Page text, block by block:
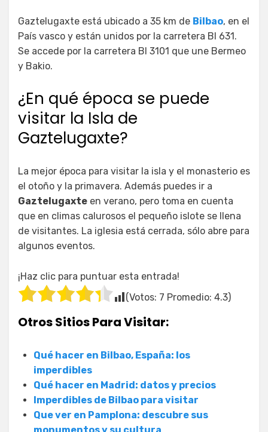
Gaztelugaxte está ubicado a 35 km de Bilbao, en el
País vasco y están unidos por la carretera BI 631.
Se accede por la carretera BI 3101 que une Bermeo
y Bakio.
¿En qué época se puede
visitar la Isla de
Gaztelugaxte?
La mejor época para visitar la isla y el monasterio es
el otoño y la primavera. Además puedes ir a
Gaztelugaxte en verano, pero toma en cuenta
que en climas calurosos el pequeño islote se llena
de visitantes. La iglesia está cerrada, sólo abre para
algunos eventos.
¡Haz clic para puntuar esta entrada!
(Votos: 7 Promedio: 4.3)
Otros Sitios Para Visitar:
Qué hacer en Bilbao, España: los
imperdibles
Qué hacer en Madrid: datos y precios
Imperdibles de Bilbao para visitar
Que ver en Pamplona: descubre sus